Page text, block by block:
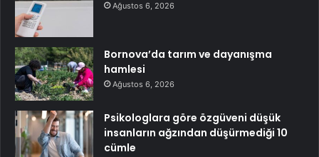
Ağustos 6, 2026
Bornova’da tarım ve dayanışma
hamlesi
Ağustos 6, 2026
Psikologlara göre özgüveni düşük
insanların ağzından düşürmediği 10
cümle